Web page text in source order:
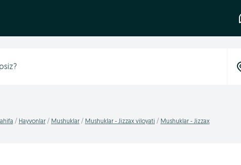
Hayvonlar Mushuklar Mushuklar - Jizzax viloyati Mushuklar - Jizzax